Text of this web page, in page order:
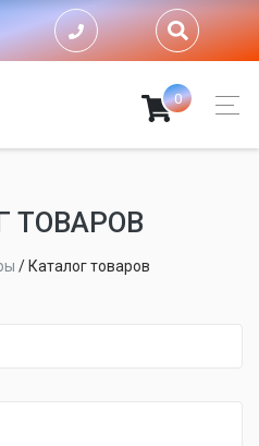
0
ТОВАРОВ
/ Каталог товаров